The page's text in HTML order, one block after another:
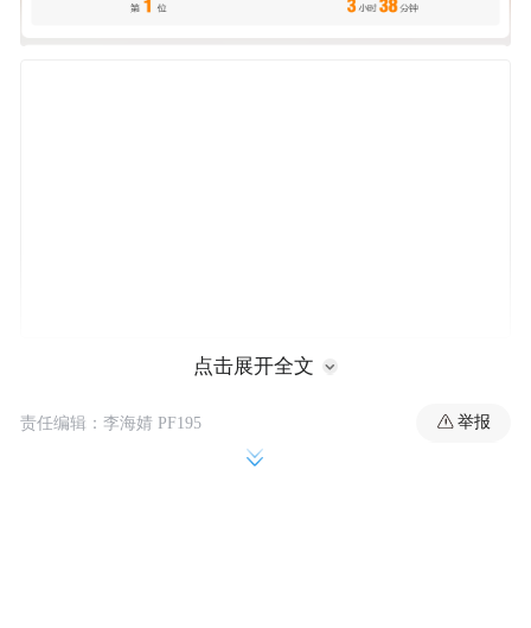
不少网友对此表示震惊：
点击展开全文
责任编辑：李海婧 PF195 举报